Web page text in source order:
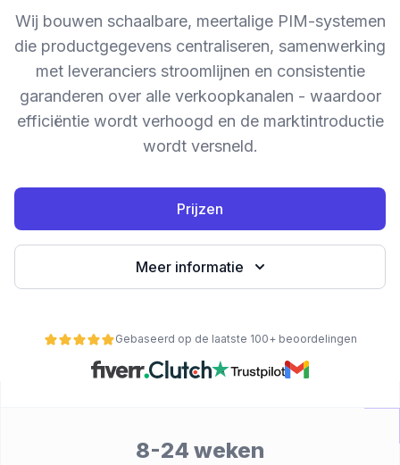
Wij bouwen schaalbare, meertalige PIM-systemen
die productgegevens centraliseren, samenwerking
met leveranciers stroomlijnen en consistentie
garanderen over alle verkoopkanalen - waardoor
efficiëntie wordt verhoogd en de marktintroductie
wordt versneld.
Prijzen
Meer informatie
Gebaseerd op de laatste 100+ beoordelingen
8-24 weken